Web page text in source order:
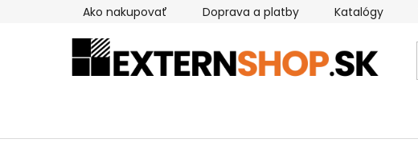
Ako nakupovať Doprava a platby Katalógy